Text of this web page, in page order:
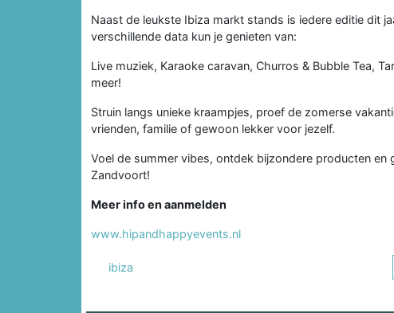
Naast de leukste Ibiza markt stands is iedere editie dit
verschillende data kun je genieten van:
Live muziek, Karaoke caravan, Churros & Bubble Tea,
meer!
Struin langs unieke kraampjes, proef de zomerse
vrienden, familie of gewoon lekker voor jezelf.
Voel de summer vibes, ontdek bijzondere producten
Zandvoort!
Meer info en aanmelden
www.hipandhappyevents.nl
ibiza